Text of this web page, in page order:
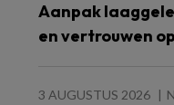
Aanpak
en vertrouwen
3 AUGUSTUS 2026